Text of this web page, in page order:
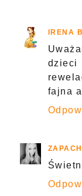
IRENA
fajna